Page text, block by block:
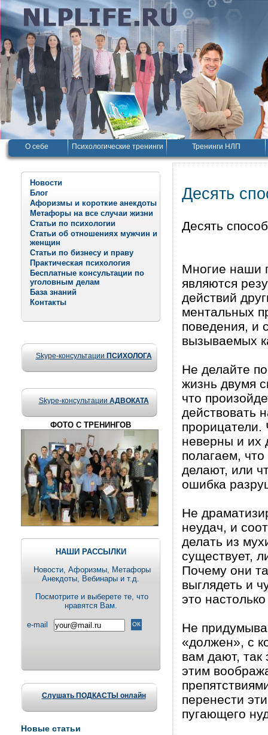
О себе Психологические тренинги Тренинги НЛП
Новости
Блог
Афоризмы и короткие анекдоты
Метафоры на все случаи жизни
Статьи по психологии
Статьи об отношениях мужчин и
женщин
Статьи по бизнесу и праву
Практическая психология
Бесплатные консультации по
уголовным делам
База знаний
Контакты
Skype-консультации ПСИХОЛОГА
Skype-консультации АДВОКАТА
ФОТО С ТРЕНИНГОВ
НАШИ РАССЫЛКИ
Новости, Aфоризмы, Метафоры
Анекдоты, Вебинары и т.д.
Посмотрите и выберете те, что
нравятся Вам.
e-mail
Слушать ПОДКАСТЫ онлайн
Новые статьи
Десять
Десять
Многие наши
являются
действий
ментальных
поведения, и
вызываемых
Не делайте
жизнь двумя
что
действовать
неверны и их
полагаем,
делают, или
ошибка
Не
неудач, и
делать из
существует,
Почему они
выглядеть и
это
Не
«должен», с
вам дают, так
этим
перенести
пугающего